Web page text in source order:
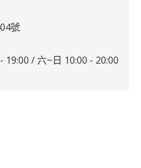
號
19:00 / 六~日 10:00 - 20:00